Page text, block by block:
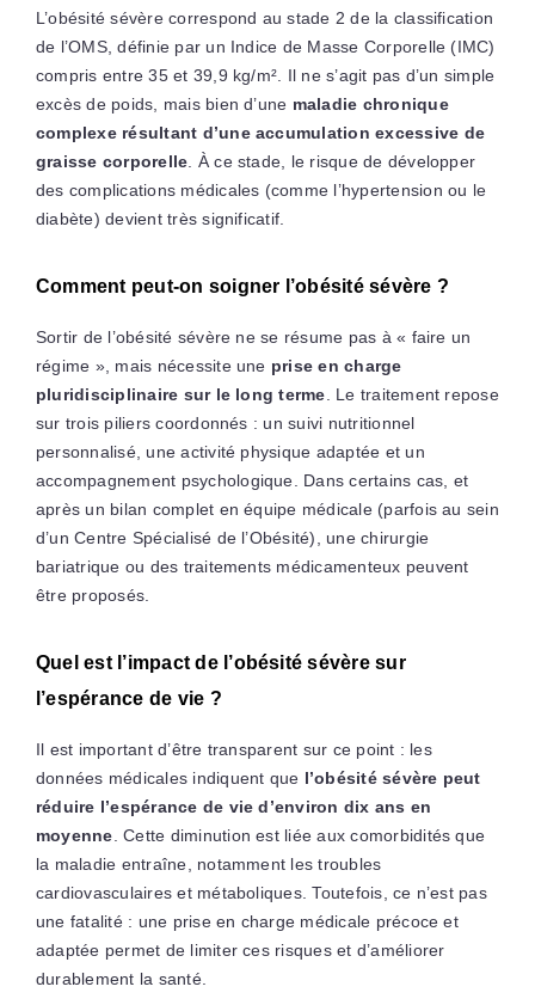
L’obésité sévère correspond au stade 2 de la classification
de l’OMS, définie par un Indice de Masse Corporelle (IMC)
compris entre 35 et 39,9 kg/m². Il ne s’agit pas d’un simple
excès de poids, mais bien d’une maladie chronique
complexe résultant d’une accumulation excessive de
graisse corporelle . À ce stade, le risque de développer
des complications médicales (comme l’hypertension ou le
diabète) devient très significatif.
Comment peut-on soigner l’obésité sévère ?
Sortir de l’obésité sévère ne se résume pas à « faire un
régime », mais nécessite une prise en charge
pluridisciplinaire sur le long terme . Le traitement repose
sur trois piliers coordonnés : un suivi nutritionnel
personnalisé, une activité physique adaptée et un
accompagnement psychologique. Dans certains cas, et
après un bilan complet en équipe médicale (parfois au sein
d’un Centre Spécialisé de l’Obésité), une chirurgie
bariatrique ou des traitements médicamenteux peuvent
être proposés.
Quel est l’impact de l’obésité sévère sur
l’espérance de vie ?
Il est important d’être transparent sur ce point : les
données médicales indiquent que l’obésité sévère peut
réduire l’espérance de vie d’environ dix ans en
moyenne . Cette diminution est liée aux comorbidités que
la maladie entraîne, notamment les troubles
cardiovasculaires et métaboliques. Toutefois, ce n’est pas
une fatalité : une prise en charge médicale précoce et
adaptée permet de limiter ces risques et d’améliorer
durablement la santé.